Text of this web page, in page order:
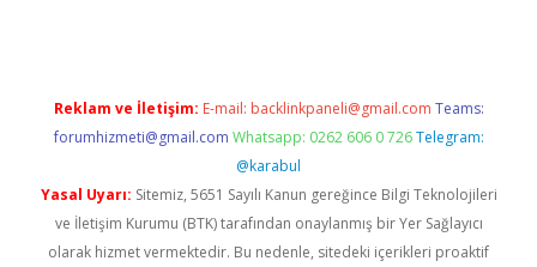
Reklam ve İletişim: E-mail: backlinkpaneli@gmail.com Teams:
forumhizmeti@gmail.com Whatsapp: 0262 606 0 726 Telegram:
@karabul
Yasal Uyarı: Sitemiz, 5651 Sayılı Kanun gereğince Bilgi Teknolojileri
ve İletişim Kurumu (BTK) tarafından onaylanmış bir Yer Sağlayıcı
olarak hizmet vermektedir. Bu nedenle, sitedeki içerikleri proaktif